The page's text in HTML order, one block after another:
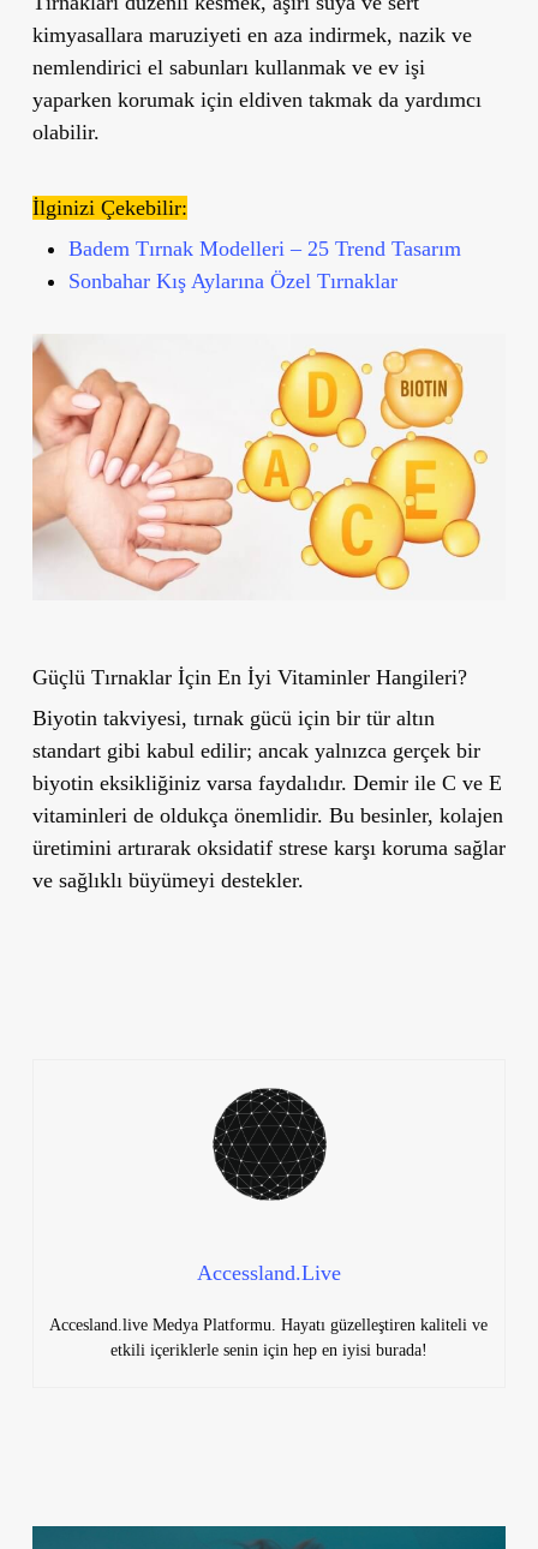
kimyasallara maruziyeti en aza indirmek, nazik ve
nemlendirici el sabunları kullanmak ve ev işi
yaparken korumak için eldiven takmak da yardımcı
olabilir.
İlginizi Çekebilir:
Badem Tırnak Modelleri – 25 Trend Tasarım
Sonbahar Kış Aylarına Özel Tırnaklar
Güçlü Tırnaklar İçin En İyi Vitaminler Hangileri?
Biyotin takviyesi, tırnak gücü için bir tür altın
standart gibi kabul edilir; ancak yalnızca gerçek bir
biyotin eksikliğiniz varsa faydalıdır. Demir ile C ve E
vitaminleri de oldukça önemlidir. Bu besinler, kolajen
üretimini artırarak oksidatif strese karşı koruma sağlar
ve sağlıklı büyümeyi destekler.
Accessland.Live
Accesland.live Medya Platformu. Hayatı güzelleştiren kaliteli ve
etkili içeriklerle senin için hep en iyisi burada!